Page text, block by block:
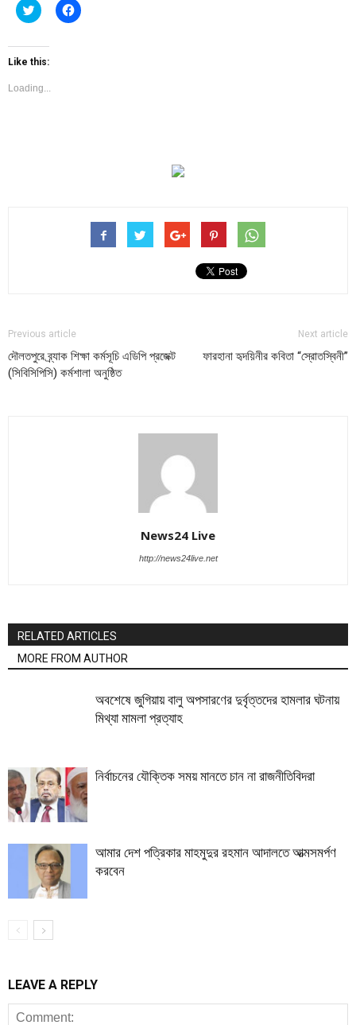
Click
to
Twitter
(Opens
in
window)
Click
to
Like this:
Loading...
Previous article
দৌলতপুরে ব্র্যাক শিক্ষা কর্মসূচি এডিপি প্রজেক্ট
(সিবিসিপিসি) কর্মশালা অনুষ্ঠিত
Next article
ফারহানা হৃদয়িনীর কবিতা “স্রোতস্বিনী”
News24 Live
http://news24live.net
RELATED ARTICLES
MORE FROM AUTHOR
অবশেষে জুগিয়ায় বালু অপসারণের দুর্বৃত্তদের হামলার ঘটনায়
মিথ্যা মামলা প্রত্যাহ
নির্বাচনের যৌক্তিক সময় মানতে চান না রাজনীতিবিদরা
আমার দেশ পত্রিকার মাহমুদুর রহমান আদালতে আত্মসমর্পণ
করবেন
LEAVE A REPLY